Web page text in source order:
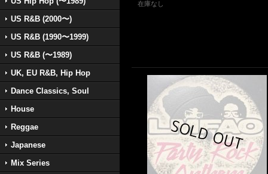
US R&B (2000〜)
US R&B (1990〜1999)
US R&B (〜1989)
UK, EU R&B, Hip Hop
Dance Classics, Soul
House
Reggae
Japanese
Mix Series
在庫なし